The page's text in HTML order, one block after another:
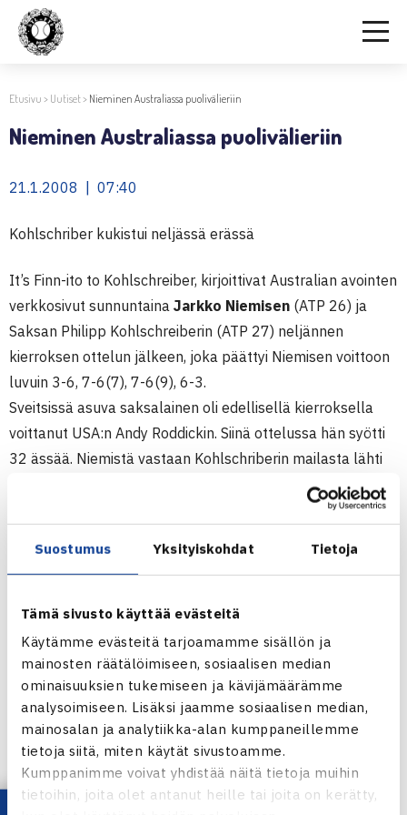
Suostumus Yksityiskohdat Tietoja
Tämä sivusto käyttää evästeitä
Käytämme evästeitä tarjoamamme sisällön ja
mainosten räätälöimiseen, sosiaalisen median
ominaisuuksien tukemiseen ja kävijämäärämme
analysoimiseen. Lisäksi jaamme sosiaalisen median,
mainosalan ja analytiikka-alan kumppaneillemme
tietoja siitä, miten käytät sivustoamme.
Kumppanimme voivat yhdistää näitä tietoja muihin
tietoihin, joita olet antanut heille tai joita on kerätty,
Etusivu > Uutiset> Nieminen Australiassa puolivälieriin
Nieminen Australiassa puolivälieriin
21.1.2008 | 07:40
Kohlschriber kukistui neljässä erässä
It’s Finn-ito to Kohlschreiber, kirjoittivat Australian avointen
verkkosivut sunnuntaina Jarkko Niemisen (ATP 26) ja
Saksan Philipp Kohlschreiberin (ATP 27) neljännen
kierroksen ottelun jälkeen, joka päättyi Niemisen voittoon
luvuin 3-6, 7-6(7), 7-6(9), 6-3.
Sveitsissä asuva saksalainen oli edellisellä kierroksella
voittanut USA:n Andy Roddickin. Siinä ottelussa hän syötti
32 ässää. Niemistä vastaan Kohlschriberin mailasta lähti
yhdeksän ässää. Ottelun tasaisuudesta kertoo, että
kumpikin voitti ottelussa 162 pistettä, mutta Nieminen ne
Uransa ensimmäisessä Australian avointen
listalla ja kisan sijoitettujen listalla kakkosena olevan
Espanjan Rafael Nadalin. Ottelu pelataan Rod Laver
Arenalla päivän toisena. Sitä edeltään naisten
puolivälieräottelu Jelena Jankovic-Serena Williams.
Niemisen ja Ruotsin Robert Lindstedtin taival nelinpelissä
taittui ranskalaispariin Marc Gicquel/Fabrice Santoro, jotka
menivät jatkoon luvuin 7-6(3), 3-6, 6-3.